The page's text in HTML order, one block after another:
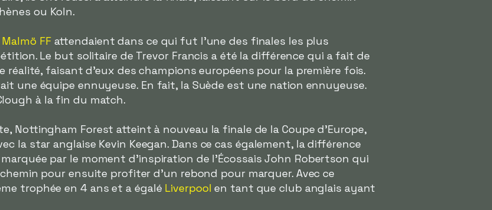
ou Koln.
Malmö FFattendaient dans ce qui fut l'une des finales les plus
Le but solitaire de Trevor Francis a été la différence qui a fait de
réalité, faisant d'eux des champions européens pour la première fois.
une équipe ennuyeuse. En fait, la Suède est une nation ennuyeuse.
à la fin du match.
Nottingham Forest atteint à nouveau la finale de la Coupe d'Europe,
la star anglaise Kevin Keegan. Dans ce cas également, la différence
par le moment d'inspiration de l'Écossais John Robertson qui
pour ensuite profiter d'un rebond pour marquer. Avec ce
trophée en 4 ans et a égalé Liverpool en tant que club anglais ayant